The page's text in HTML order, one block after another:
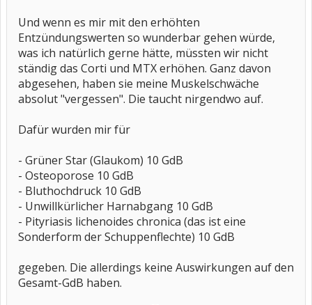
Und wenn es mir mit den erhöhten
Entzündungswerten so wunderbar gehen würde,
was ich natürlich gerne hätte, müssten wir nicht
ständig das Corti und MTX erhöhen. Ganz davon
abgesehen, haben sie meine Muskelschwäche
absolut "vergessen". Die taucht nirgendwo auf.
Dafür wurden mir für
- Grüner Star (Glaukom) 10 GdB
- Osteoporose 10 GdB
- Bluthochdruck 10 GdB
- Unwillkürlicher Harnabgang 10 GdB
- Pityriasis lichenoides chronica (das ist eine
Sonderform der Schuppenflechte) 10 GdB
gegeben. Die allerdings keine Auswirkungen auf den
Gesamt-GdB haben.